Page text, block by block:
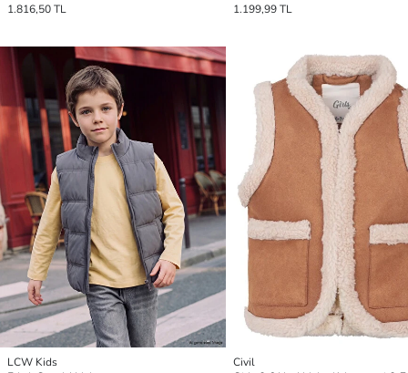
1.816,50 TL
1.199,99 TL
LCW Kids
Civil